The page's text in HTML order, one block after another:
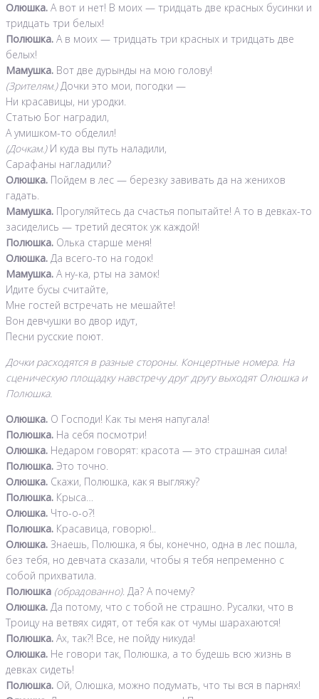
Олюшка. А вот и нет! В моих — тридцать две красных бусинки и
тридцать три белых!
Полюшка. А в моих — тридцать три красных и тридцать две
белых!
Мамушка. Вот две дурынды на мою голову!
(Зрителям.)Дочки это мои, погодки —
Ни красавицы, ни уродки.
Статью Бог наградил,
А умишком-то обделил!
(Дочкам.)И куда вы путь наладили,
Сарафаны нагладили?
Олюшка. Пойдем в лес — березку завивать да на женихов
гадать.
Мамушка. Прогуляйтесь да счастья попытайте! А то в девках-то
засиделись — третий десяток уж каждой!
Полюшка. Олька старше меня!
Олюшка. Да всего-то на годок!
Мамушка. А ну-ка, рты на замок!
Идите бусы считайте,
Мне гостей встречать не мешайте!
Вон девчушки во двор идут,
Песни русские поют.
Дочки расходятся в разные стороны. Концертные номера. На
сценическую площадку навстречу друг другу выходят Олюшка и
Полюшка.
Олюшка. О Господи! Как ты меня напугала!
Полюшка. На себя посмотри!
Олюшка. Недаром говорят: красота — это страшная сила!
Полюшка. Это точно.
Олюшка. Скажи, Полюшка, как я выгляжу?
Полюшка. Крыса…
Олюшка. Что-о-о?!
Полюшка. Красавица, говорю!..
Олюшка. Знаешь, Полюшка, я бы, конечно, одна в лес пошла,
без тебя, но девчата сказали, чтобы я тебя непременно с
собой прихватила.
Полюшка (обрадованно). Да? А почему?
Олюшка. Да потому, что с тобой не страшно. Русалки, что в
Троицу на ветвях сидят, от тебя как от чумы шарахаются!
Полюшка. Ах, так?! Все, не пойду никуда!
Олюшка. Не говори так, Полюшка, а то будешь всю жизнь в
девках сидеть!
Полюшка. Ой, Олюшка, можно подумать, что ты вся в парнях!